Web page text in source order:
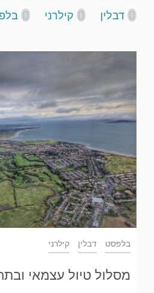
דבלין קילרני
בלפסט דבלין קילרני
מסלול טיול עצמאי